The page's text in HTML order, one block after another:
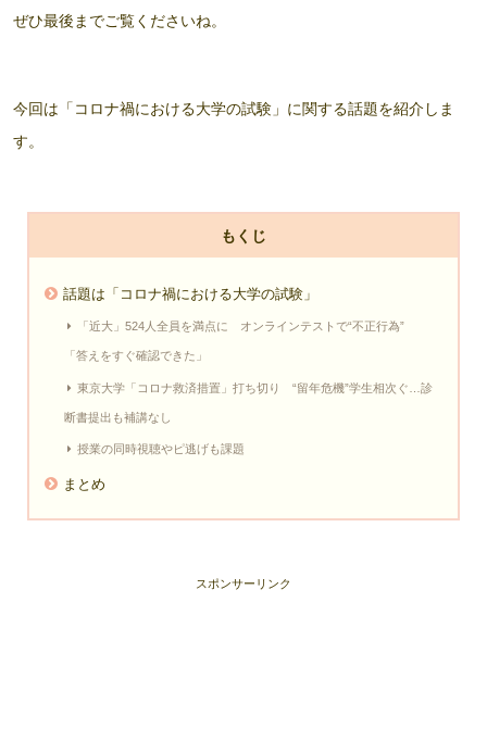
ぜひ最後までご覧くださいね。
今回は「コロナ禍における大学の試験」に関する話題を紹介しま
す。
もくじ
話題は「コロナ禍における大学の試験」
「近大」524人全員を満点に オンラインテストで“不正行為”
「答えをすぐ確認できた」
東京大学「コロナ救済措置」打ち切り “留年危機”学生相次ぐ…診
断書提出も補講なし
授業の同時視聴やピ逃げも課題
まとめ
スポンサーリンク